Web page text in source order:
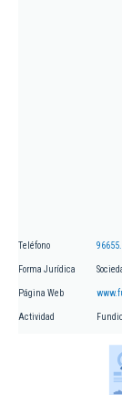
Teléfono
Forma Jurídica
Página Web
Actividad